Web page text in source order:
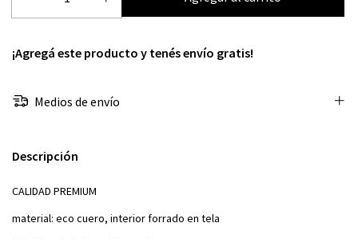
¡Agregá este producto y tenés envío gratis!
Medios de envío
Descripción
CALIDAD PREMIUM
material: eco cuero, interior forrado en tela